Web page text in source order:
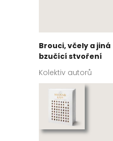
Brouci, včely a jiná
bzučící stvoření
Kolektiv autorů